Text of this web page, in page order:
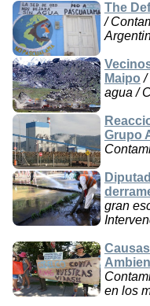
The
/
Maipo /
agua /
Grupo
gran
en los